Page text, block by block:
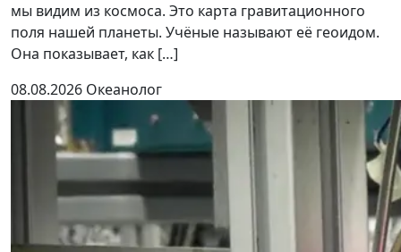
мы видим из космоса. Это карта гравитационного
поля нашей планеты. Учёные называют её геоидом.
Она показывает, как […]
08.08.2026 Океанолог